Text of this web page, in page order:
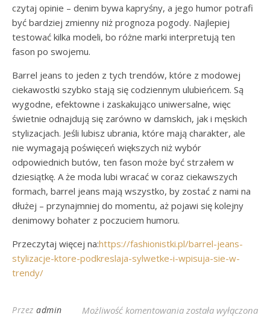
czytaj opinie – denim bywa kapryśny, a jego humor potrafi
być bardziej zmienny niż prognoza pogody. Najlepiej
testować kilka modeli, bo różne marki interpretują ten
fason po swojemu.
Barrel jeans to jeden z tych trendów, które z modowej
ciekawostki szybko stają się codziennym ulubieńcem. Są
wygodne, efektowne i zaskakująco uniwersalne, więc
świetnie odnajdują się zarówno w damskich, jak i męskich
stylizacjach. Jeśli lubisz ubrania, które mają charakter, ale
nie wymagają poświęceń większych niż wybór
odpowiednich butów, ten fason może być strzałem w
dziesiątkę. A że moda lubi wracać w coraz ciekawszych
formach, barrel jeans mają wszystko, by zostać z nami na
dłużej – przynajmniej do momentu, aż pojawi się kolejny
denimowy bohater z poczuciem humoru.
Przeczytaj więcej na:https://fashionistki.pl/barrel-jeans-
stylizacje-ktore-podkreslaja-sylwetke-i-wpisuja-sie-w-
trendy/
Przez admin Możliwość komentowania Barrel Jeans –
została wyłączona